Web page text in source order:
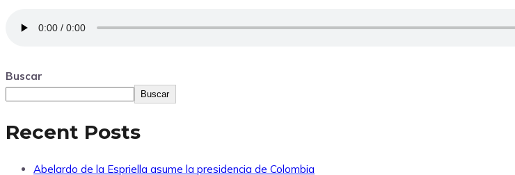
Buscar
Buscar
Recent Posts
Abelardo de la Espriella asume la presidencia de Colombia